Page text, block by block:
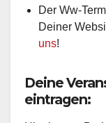
Der Ww-
Deiner
uns!
Deine
eintragen: